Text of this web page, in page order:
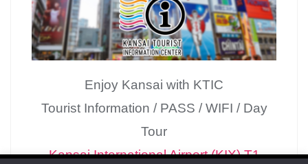
Enjoy Kansai with KTIC
Tourist Information / PASS / WIFI / Day
Tour
Kansai International Airport (KIX) T1